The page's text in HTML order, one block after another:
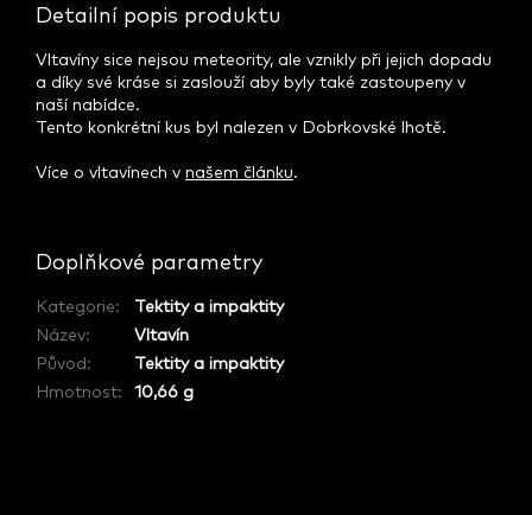
Detailní popis produktu
Vltavíny sice nejsou meteority, ale vznikly při jejich dopadu
a díky své kráse si zaslouží aby byly také zastoupeny v
naší nabídce.
Tento konkrétní kus byl nalezen v Dobrkovské lhotě.
Více o vltavínech v našem článku.
Doplňkové parametry
Kategorie:
Tektity a impaktity
Název:
Vltavín
Původ :
Tektity a impaktity
Hmotnost: 10,66 g